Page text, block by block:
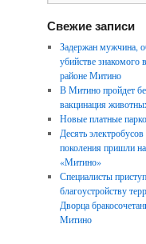
Свежие записи
Задержан мужчина,
убийстве знакомого
районе Митино
В Митино пройдет
вакцинация
Новые платные
Десять
поколения пришли
«Митино»
Специалисты
благоустройству
Дворца
Митино